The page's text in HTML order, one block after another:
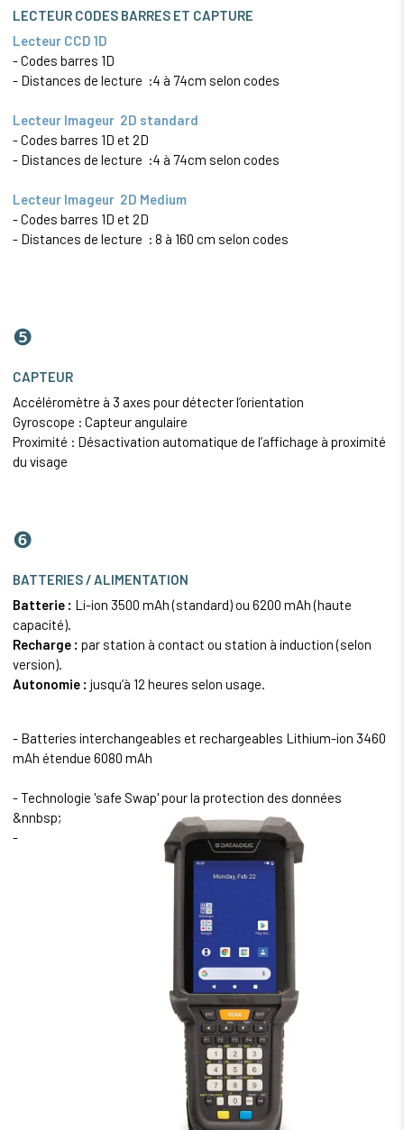
LECTEUR CODES BARRES ET CAPTURE
Lecteur CCD 1D
- Codes barres 1D
- Distances de lecture :4 à 74cm selon codes
Lecteur Imageur 2D standard
- Codes barres 1D et 2D
- Distances de lecture :4 à 74cm selon codes
Lecteur Imageur 2D Medium
- Codes barres 1D et 2D
- Distances de lecture : 8 à 160 cm selon codes
❺
CAPTEUR
Accéléromètre à 3 axes pour détecter l’orientation
Gyroscope : Capteur angulaire
Proximité : Désactivation automatique de l’affichage à proximité
du visage
❻
BATTERIES / ALIMENTATION
Batterie : Li-ion 3500 mAh (standard) ou 6200 mAh (haute
capacité).
Recharge : par station à contact ou station à induction (selon
version).
Autonomie : jusqu’à 12 heures selon usage.
- Batteries interchangeables et rechargeables Lithium-ion 3460
mAh étendue 6080 mAh
- Technologie 'safe Swap' pour la protection des données
&nnbsp;
-